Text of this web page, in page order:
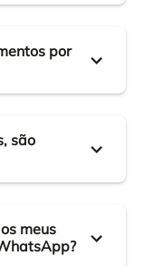
por
são
meus